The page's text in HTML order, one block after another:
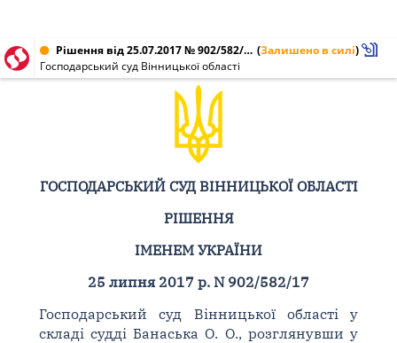
Рішення від 25.07.2017 № 902/582/17 (Залишено в силі)
Господарський суд Вінницької області
ГОСПОДАРСЬКИЙ СУД ВІННИЦЬКОЇ ОБЛАСТІ
РІШЕННЯ
ІМЕНЕМ УКРАЇНИ
25 липня 2017 р. N 902/582/17
Господарський суд Вінницької області у
складі судді Банаська О. О., розглянувши у